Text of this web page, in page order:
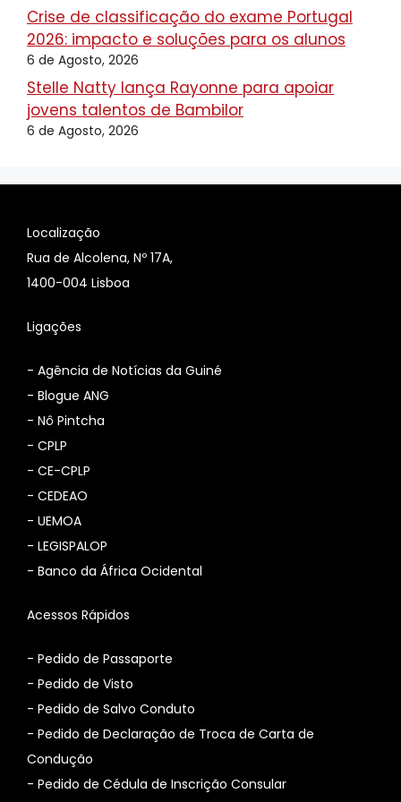
Crise de classificação do exame Portugal
2026: impacto e soluções para os alunos
6 de Agosto, 2026
Stelle Natty lança Rayonne para apoiar
jovens talentos de Bambilor
6 de Agosto, 2026
Localização
Rua de Alcolena, Nº 17A,
1400-004 Lisboa
Ligações
- Agência de Notícias da Guiné
- Blogue ANG
- Nô Pintcha
- CPLP
- CE-CPLP
- CEDEAO
- UEMOA
- LEGISPALOP
- Banco da África Ocidental
Acessos Rápidos
- Pedido de Passaporte
- Pedido de Visto
- Pedido de Salvo Conduto
- Pedido de Declaração de Troca de Carta de
Condução
- Pedido de Cédula de Inscrição Consular